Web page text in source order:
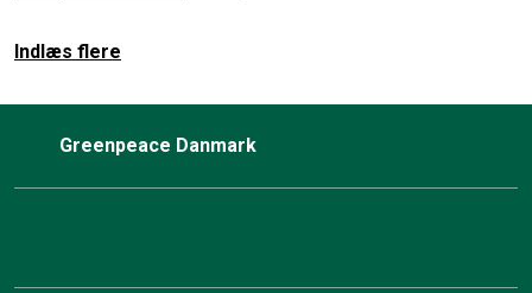
Indlæs flere
Greenpeace Danmark